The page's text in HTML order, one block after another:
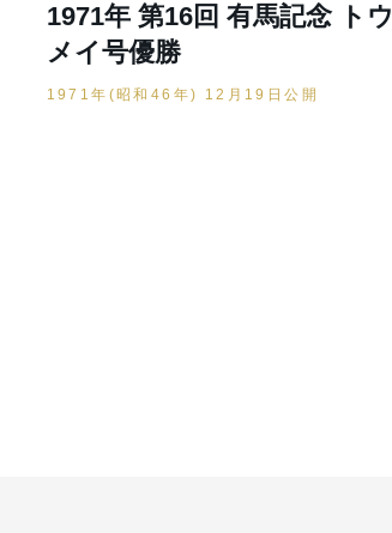
1971年 第16回 有馬記念 トウ
メイ号優勝
1971年(昭和46年) 12月19日公開